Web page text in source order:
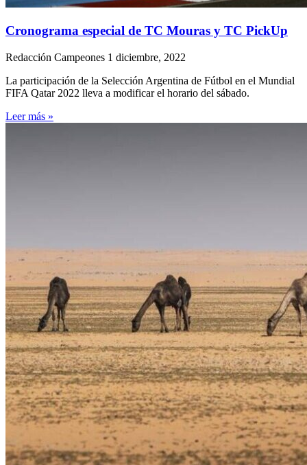
Cronograma especial de TC Mouras y TC PickUp
Redacción Campeones 1 diciembre, 2022
La participación de la Selección Argentina de Fútbol en el Mundial
FIFA Qatar 2022 lleva a modificar el horario del sábado.
Leer más »